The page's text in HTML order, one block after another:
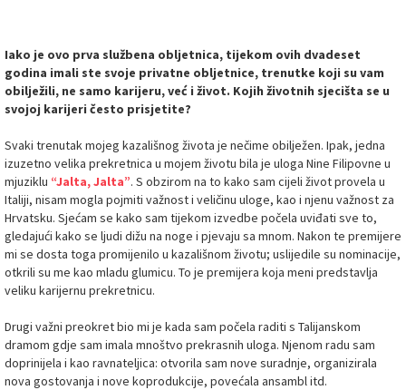
Iako je ovo prva službena obljetnica, tijekom ovih dvadeset
godina imali ste svoje privatne obljetnice, trenutke koji su vam
obilježili, ne samo karijeru, već i život. Kojih životnih sjecišta se u
svojoj karijeri često prisjetite?
Svaki trenutak mojeg kazališnog života je nečime obilježen. Ipak, jedna
izuzetno velika prekretnica u mojem životu bila je uloga Nine Filipovne u
mjuziklu “Jalta, Jalta”. S obzirom na to kako sam cijeli život provela u
Italiji, nisam mogla pojmiti važnost i veličinu uloge, kao i njenu važnost za
Hrvatsku. Sjećam se kako sam tijekom izvedbe počela uviđati sve to,
gledajući kako se ljudi dižu na noge i pjevaju sa mnom. Nakon te premijere
mi se dosta toga promijenilo u kazališnom životu; uslijedile su nominacije,
otkrili su me kao mladu glumicu. To je premijera koja meni predstavlja
veliku karijernu prekretnicu.
Drugi važni preokret bio mi je kada sam počela raditi s Talijanskom
dramom gdje sam imala mnoštvo prekrasnih uloga. Njenom radu sam
doprinijela i kao ravnateljica: otvorila sam nove suradnje, organizirala
nova gostovanja i nove koprodukcije, povećala ansambl itd.